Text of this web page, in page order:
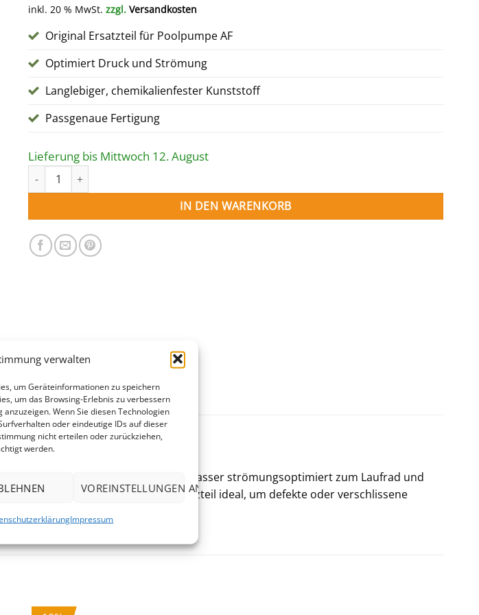
verwalten
um Geräteinformationen zu speichern
um das Browsing-Erlebnis zu verbessern
Wenn Sie diesen Technologien
oder eindeutige IDs auf dieser
nicht erteilen oder zurückziehen,
werden.
VOREINSTELLUNGEN ANZEIGEN
Impressum
war:
16,10 €
ist:
14,49 €.
inkl. 20 % MwSt. zzgl. Versandkosten
Original Ersatzteil für Poolpumpe AF
Optimiert Druck und Strömung
Langlebiger, chemikalienfester Kunststoff
Passgenaue Fertigung
Lieferung bis Mittwoch 12. August
DIFFUSOR für Poolpumpe AF Menge
IN DEN WARENKORB
Poolpumpe AF . Er leitet das Wasser strömungsoptimiert zum Laufrad und
gefertigt, ist dieses Ersatzteil ideal, um defekte oder verschlissene